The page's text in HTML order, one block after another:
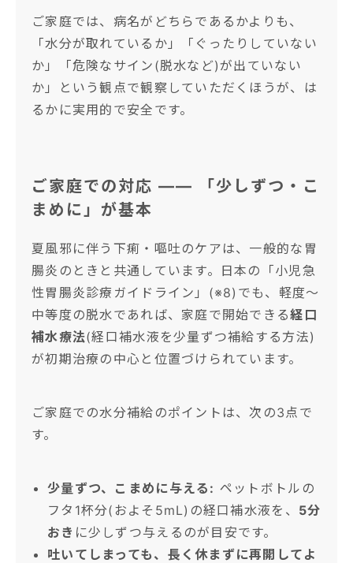
ご家庭では、病名がどちらであるかよりも、
「水分が取れているか」「ぐったりしていない
か」「危険なサイン(脱水など)が出ていない
か」という観点で観察していただくほうが、は
るかに実用的で安全です。
ご家庭での対応 —— 「少しずつ・こ
まめに」が基本
夏風邪に伴う下痢・嘔吐のケアは、一般的な胃
腸炎のときと共通しています。日本の「小児急
性胃腸炎診療ガイドライン」(※8)でも、軽度〜
中等度の脱水であれば、家庭で開始できる経口
補水療法(経口補水液を少量ずつ補給する方法)
が初期治療の中心と位置づけられています。
ご家庭での水分補給のポイントは、次の3点で
す。
少量ずつ、こまめに与える: ペットボトルの
フタ1杯分(およそ5mL)の経口補水液を、 5分
おき に少しずつ与えるのが目安です。
吐いてしまっても、長く休まずに再開してよ